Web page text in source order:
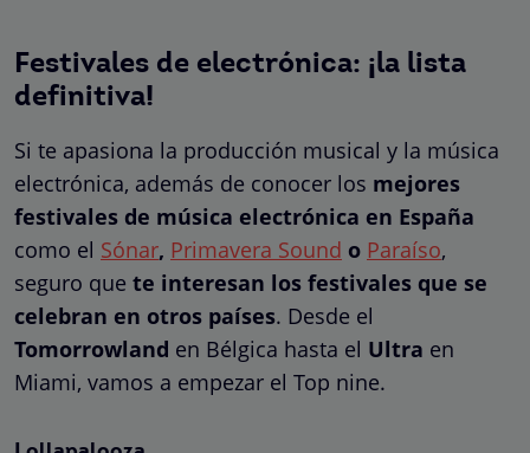
Festivales de electrónica: ¡la lista
definitiva!
Si te apasiona la producción musical y la música
electrónica, además de conocer los mejores
festivales de música electrónica en España
como el Sónar, Primavera Sound o Paraíso,
seguro que te interesan los festivales que se
celebran en otros países. Desde el
Tomorrowland en Bélgica hasta el Ultra en
Miami, vamos a empezar el Top nine.